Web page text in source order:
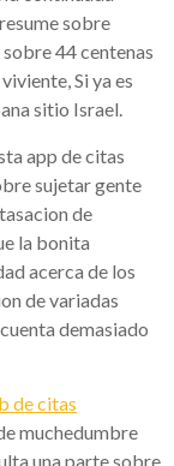
sobre
44 centenas
Si ya es
sitio Israel.
app de citas
sujetar gente
de
la bonita
acerca de los
de variadas
demasiado
de citas
muchedumbre
una parte sobre